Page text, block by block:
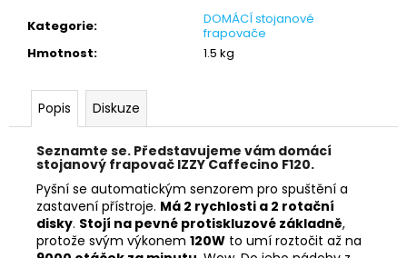
Kategorie:
DOMÁCÍ stojanové
frapovače
Hmotnost: 1.5 kg
Popis Diskuze
Seznamte se. Představujeme vám domácí
stojanový frapovač IZZY Caffecino F120.
Pyšní se automatickým senzorem pro spuštění a
zastavení přístroje. Má 2 rychlosti a 2 rotační
disky. Stojí na pevné protiskluzové základně,
protože svým výkonem 120W to umí roztočit až na